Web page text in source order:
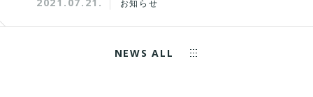
お知らせ
NEWS ALL